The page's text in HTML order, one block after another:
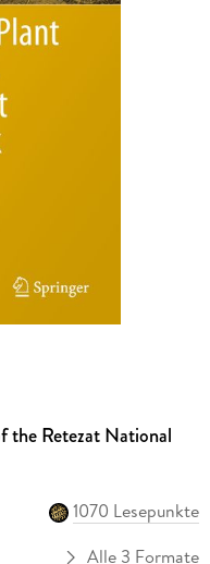
the Retezat National
1070 Lesepunkte
Alle 3 Formate